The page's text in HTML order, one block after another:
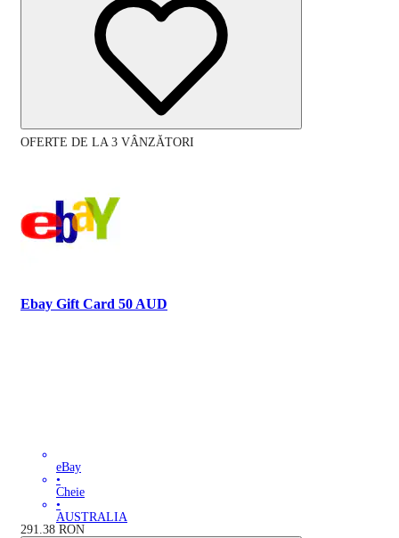
OFERTE DE LA 3 VÂNZĂTORI
Ebay Gift Card 50 AUD
eBay
•
Cheie
•
AUSTRALIA
291.38 RON